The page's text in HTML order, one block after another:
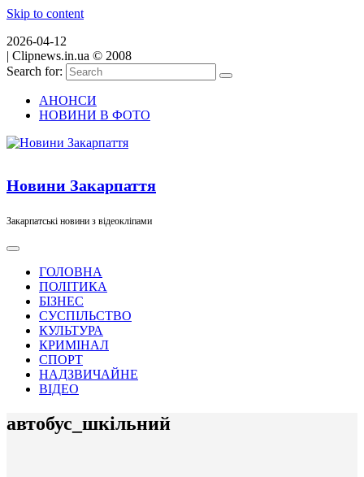
Skip to content
2026-04-12
| Clipnews.in.ua © 2008
Search for:
АНОНСИ
НОВИНИ В ФОТО
Новини Закарпаття
Закарпатські новини з відеокліпами
ГОЛОВНА
ПОЛІТИКА
БІЗНЕС
СУСПІЛЬСТВО
КУЛЬТУРА
КРИМІНАЛ
СПОРТ
НАДЗВИЧАЙНЕ
ВІДЕО
автобус_шкільний